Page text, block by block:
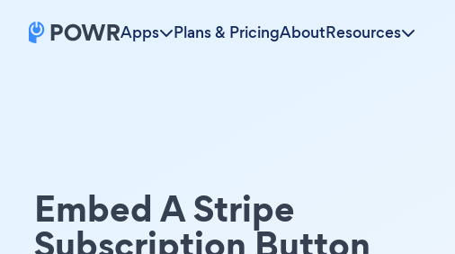
Apps Plans & PricingAboutResources
Embed A Stripe